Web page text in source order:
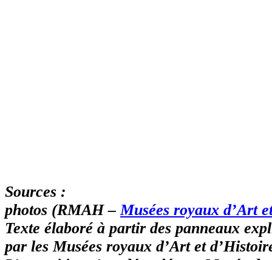
Sources :
photos (RMAH –Musées royaux d’Art
Texte élaboré à partir des panneaux
par les Musées royaux d’Art et